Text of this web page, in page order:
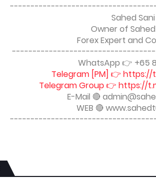
Sahed Sani
Owner of
Forex Expert and
WhatsApp 👉 +65
Telegram [PM] 👉 https://
Telegram Group 👉 https://
E-Mail 🔴
WEB 🔴